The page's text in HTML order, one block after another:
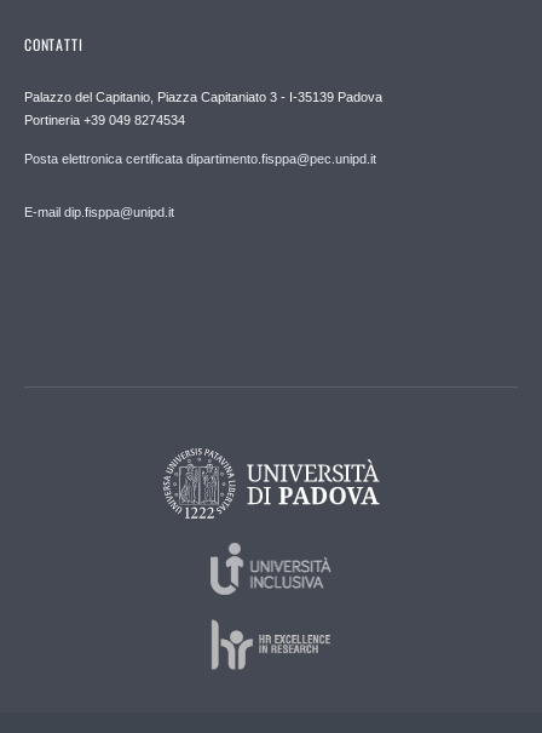
CONTATTI
Palazzo del Capitanio, Piazza Capitaniato 3 - I-35139 Padova
Portineria +39 049 8274534
Posta elettronica certificata dipartimento.fisppa@pec.unipd.it
E-mail dip.fisppa@unipd.it